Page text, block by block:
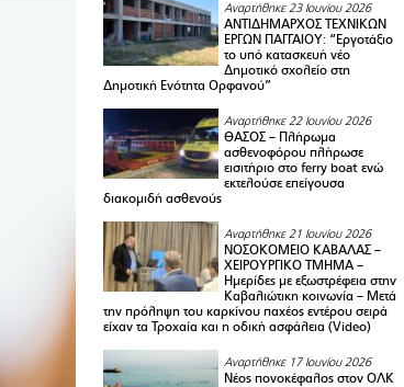
Αναρτήθηκε 23 Ιουνίου 2026
ΑΝΤΙΔΗΜΑΡΧΟΣ ΤΕΧΝΙΚΩΝ
ΕΡΓΩΝ ΠΑΓΓΑΙΟΥ: “Εργοτάξιο
το υπό κατασκευή νέο
Δημοτικό σχολείο στη
Δημοτική Ενότητα Ορφανού”
Αναρτήθηκε 22 Ιουνίου 2026
ΘΑΣΟΣ – Πλήρωμα
ασθενοφόρου πλήρωσε
εισιτήριο στο ferry boat ενώ
εκτελούσε επείγουσα
διακομιδή ασθενούς
Αναρτήθηκε 21 Ιουνίου 2026
ΝΟΣΟΚΟΜΕΙΟ ΚΑΒΑΛΑΣ –
ΧΕΙΡΟΥΡΓΙΚΟ ΤΜΗΜΑ –
Ημερίδες με εξωστρέφεια στην
Καβαλιώτικη κοινωνία – Μετά
την πρόληψη του καρκίνου παχέος εντέρου σειρά
είχαν τα Τροχαία και η οδική ασφάλεια (Video)
Αναρτήθηκε 17 Ιουνίου 2026
Νέος πονοκέφαλος στον ΟΛΚ